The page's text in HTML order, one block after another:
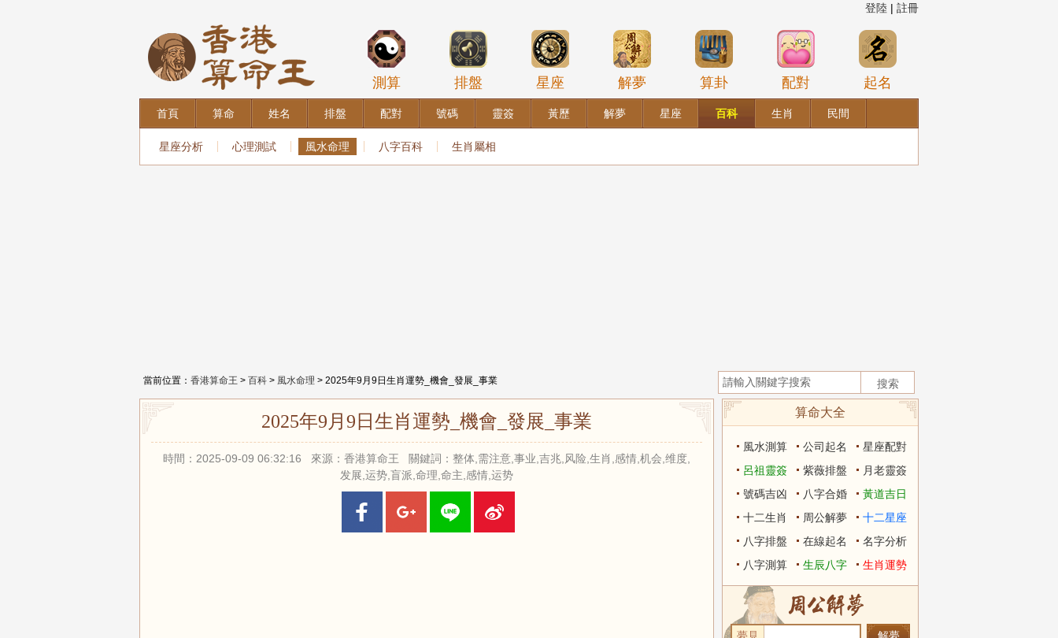
登陸 | 註冊
測算 排盤 星座 解夢 算卦 配對 起名
首頁 算命 姓名 排盤 配對 號碼 靈簽 黃歷 解夢 星座 百科 生肖 民間
星座分析 心理測試 風水命理 八字百科 生肖屬相
當前位置： 香港算命王 > 百科 > 風水命理 > 2025年9月9日生肖運勢_機會_發展_事業
2025年9月9日生肖運勢_機會_發展_事業
時間：2025-09-09 06:32:16 來源：香港算命王 關鍵詞：整体,需注意,事业,吉兆,风险,生肖,感情,机会,维度,
发展,运势,盲派,命理,命主,感情,运势
算命大全
風水測算 公司起名
星座配對
呂祖靈簽
紫薇排盤
月老靈簽
號碼吉凶
八字合婚
黃道吉日
十二生肖
周公解夢
十二星座
八字排盤
在線起名
名字分析
八字測算
生辰八字 生肖運勢